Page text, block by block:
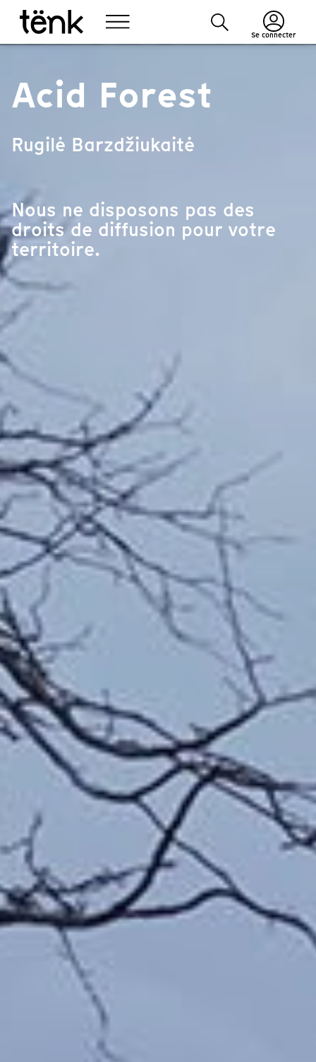
Se connecter
Acid Forest
Rugilė Barzdžiukaitė
Nous ne disposons pas des
droits de diffusion pour votre
territoire.